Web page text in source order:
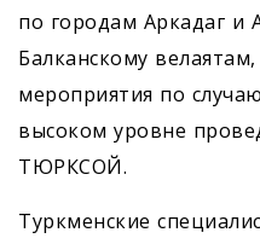
по городам Аркадаг и
Балканскому
мероприятия по
высоком уровне
ТЮРКСОЙ.
Туркменские